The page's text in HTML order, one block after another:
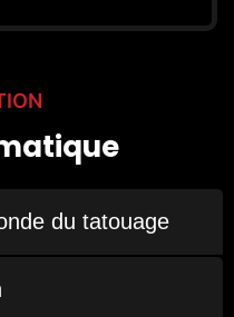
du tatouage